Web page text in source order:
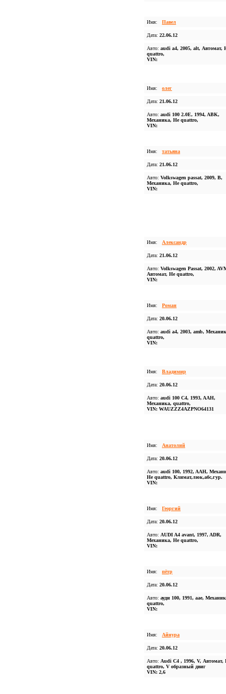
Имя: Павел
Дата: 22.06.12
Авто: audi a4, 2005, alt, Автомат,
quattro,
VIN:
Имя: олег
Дата: 21.06.12
Авто: audi 100 2.0E, 1994, ABK,
Механика, Не quattro,
VIN:
Имя: татьяна
Дата: 21.06.12
Авто: Volkswagen passat, 2009, B,
Механика, Не quattro,
VIN:
Имя: Александр
Дата: 21.06.12
Авто: Volkswagen Passat, 2002,
Автомат, Не quattro,
VIN:
Имя: Роман
Дата: 20.06.12
Авто: audi a4, 2003, amb,
quattro,
VIN:
Имя: Владимир
Дата: 20.06.12
Авто: audi 100 C4, 1993, AAH,
Механика, quattro,
VIN: WAUZZZ4AZPNO64131
Имя: Анатолий
Дата: 20.06.12
Авто: audi 100, 1992, AAH,
Не quattro, Климат,люк,абс,гур.
VIN:
Имя: Георгий
Дата: 20.06.12
Авто: AUDI A4 avant, 1997, ADR,
Механика, Не quattro,
VIN:
Имя: пётр
Дата: 20.06.12
Авто: ауди 100, 1991, аае,
quattro,
VIN:
Имя: Айнура
Дата: 20.06.12
Авто: Audi C4 , 1996, V, Автомат,
quattro, V образный двиг
VIN: 2,6